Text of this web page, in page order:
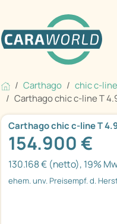
Carthago
chic c-line
Carthago chic c-line T
Carthago chic c-line T 4.9
154.900 €
130.168 € (netto), 19%
ehem. unv. Preisempf. d.